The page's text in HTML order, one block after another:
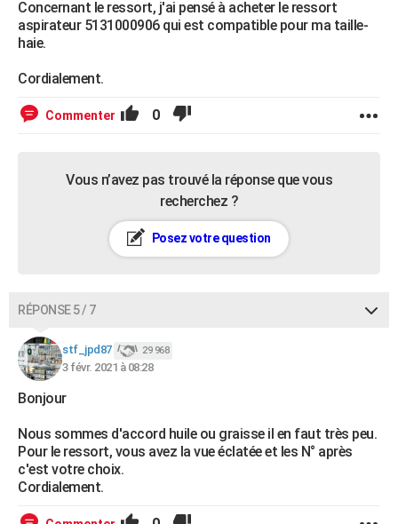
Concernant le ressort, j'ai pensé à acheter le ressort
aspirateur 5131000906 qui est compatible pour ma taille-
haie.
Cordialement.
Commenter 0
Vous n’avez pas trouvé la réponse que vous
recherchez ?
Posez votre question
RÉPONSE 5 / 7
stf_jpd87 29 968
3 févr. 2021 à 08:28
Bonjour
Nous sommes d'accord huile ou graisse il en faut très peu.
Pour le ressort, vous avez la vue éclatée et les N° après
c'est votre choix.
Cordialement.